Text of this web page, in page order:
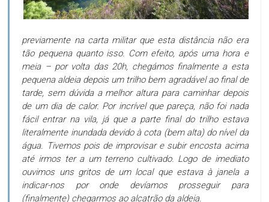
previamente na carta militar que esta distância não era
tão pequena quanto isso. Com efeito, após uma hora e
meia – por volta das 20h, chegámos finalmente a esta
pequena aldeia depois um trilho bem agradável ao final de
tarde, sem dúvida a melhor altura para caminhar depois
de um dia de calor. Por incrível que pareça, não foi nada
fácil entrar na vila, já que a parte final do trilho estava
literalmente inundada devido à cota (bem alta) do nível da
água. Tivemos pois de improvisar e subir encosta acima
até irmos ter a um terreno cultivado. Logo de imediato
ouvimos uns gritos de um local que estava à janela a
indicar-nos por onde devíamos prosseguir para
(finalmente) chegarmos ao alcatrão da aldeia.